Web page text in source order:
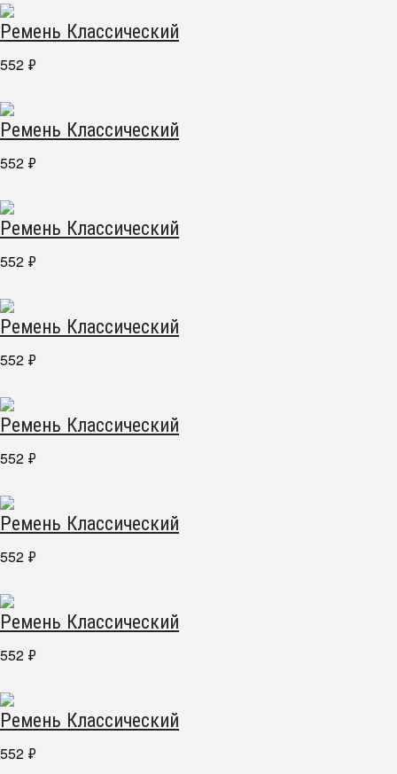
Ремень Классический
552 ₽
Ремень Классический
552 ₽
Ремень Классический
552 ₽
Ремень Классический
552 ₽
Ремень Классический
552 ₽
Ремень Классический
552 ₽
Ремень Классический
552 ₽
Ремень Классический
552 ₽